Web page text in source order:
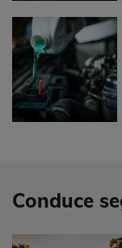
Conduce